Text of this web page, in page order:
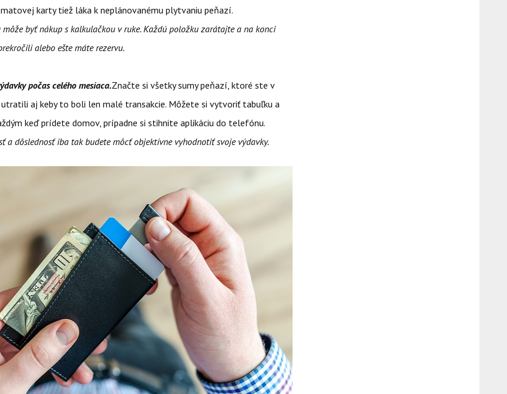
karty tiež láka k neplánovanému plytvaniu peňazí.
byť nákup s kalkulačkou v ruke. Každú položku zarátajte a na konci
alebo ešte máte rezervu.
počas celého mesiaca.Značte si všetky sumy peňazí, ktoré ste v
utratili aj keby to boli len malé transakcie. Môžete si vytvoriť tabuľku a
keď prídete domov, prípadne si stihnite aplikáciu do telefónu.
a dôslednosť iba tak budete môcť objektívne vyhodnotiť svoje výdavky.